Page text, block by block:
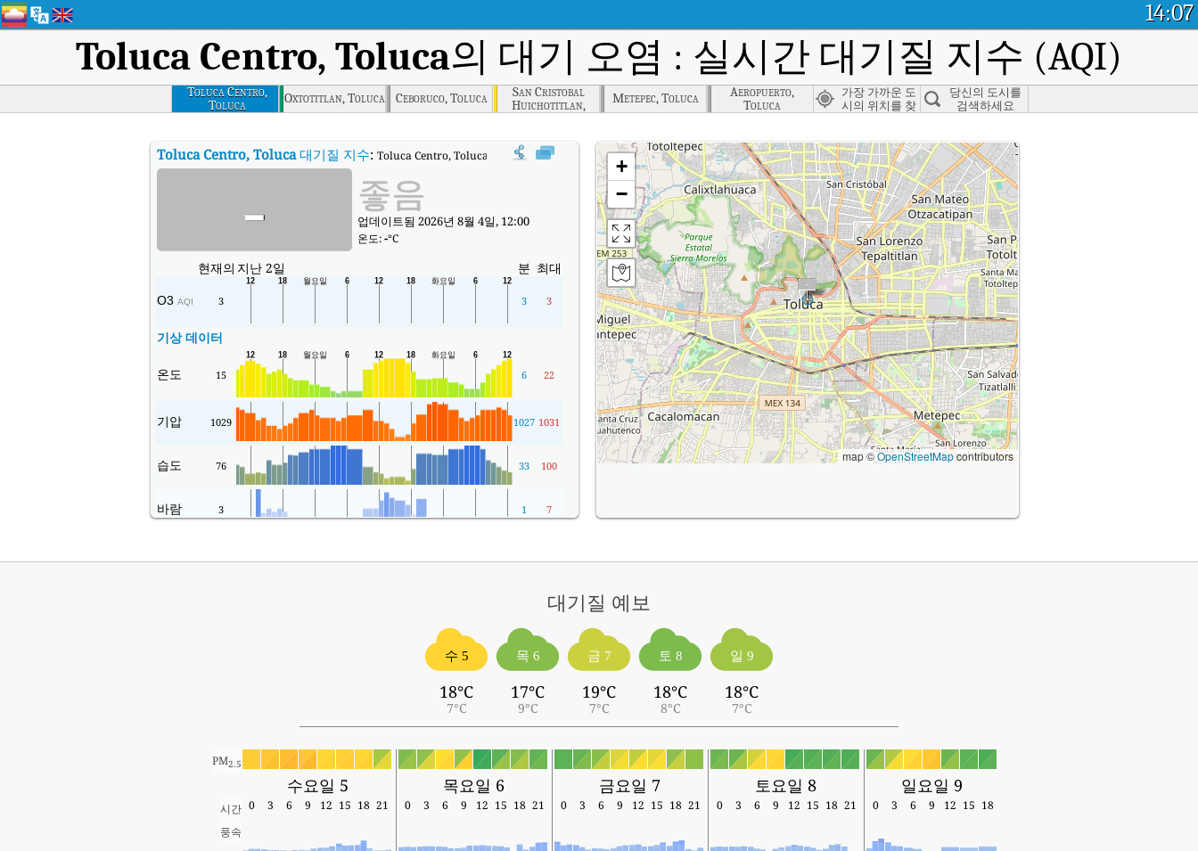
14:07
Toluca Centro, Toluca의 대기 오염 : 실시간 대기질 지수 (AQI)
Toluca Centro,
Toluca
Oxtotitlan, Toluca Ceboruco, Toluca
San Cristobal
Huichotitlan,
Toluca
Metepec, Toluca
Aeropuerto,
Toluca
가장 가까운 도
시의 위치를 찾
당신의 도시를
검색하세요
Toluca Centro, Toluca대기질 지수: Toluca Centro, Toluca실시간 대기질 지수 (AQI).
- 좋음
업데이트됨 2026년 8월 4일, 12:00
온도:-°C
현재의 지난 2일 분 최대
O3 AQI 3 3 3
기상 데이터
온도 15 6 22
기압 1029 1027 1031
습도 76 33 100
바람 3 1 7
+
−
map ©OpenStreetMapcontributors
대기질 예보
수 5
18°C
7°C
목 6
17°C
9°C
금 7
19°C
7°C
토 8
18°C
8°C
일 9
18°C
7°C
PM2.5
수요일 5 목요일 6 금요일 7 토요일 8 일요일 9
시간 0 3 6 9 12 15 18 21 0 3 6 9 12 15 18 21 0 3 6 9 12 15 18 21 0 3 6 9 12 15 18 21 0 3 6 9 12 15 18
풍속